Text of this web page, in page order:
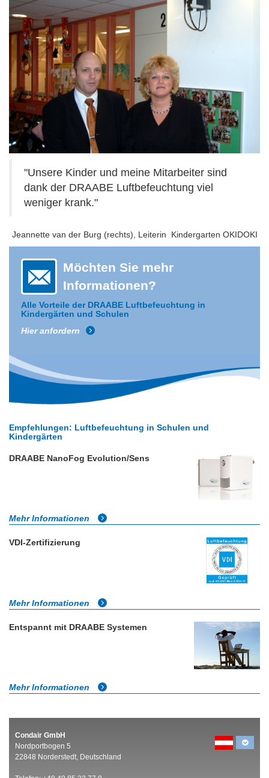
"Unsere Kinder und meine Mitarbeiter sind
dank der DRAABE Luftbefeuchtung viel
weniger krank."
Jeannette van der Burg (rechts), Leiterin Kindergarten OKIDOKI
Möchten Sie mehr
Informationen?
Alle Vorteile der DRAABE Luftbefeuchtung in
Kindergärten und Schulen
Hier anfordern
Empfehlungen: Luftbefeuchtung in Schulen und
Kindergärten
DRAABE NanoFog Evolution/Sens
Mehr Informationen
VDI-Zertifizierung
Mehr Informationen
Entspannt mit DRAABE Systemen
Mehr Informationen
Condair GmbH
Nordportbogen 5
22848 Norderstedt, Deutschland